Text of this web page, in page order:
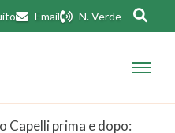
Email N. Verde
Capelli prima e dopo: